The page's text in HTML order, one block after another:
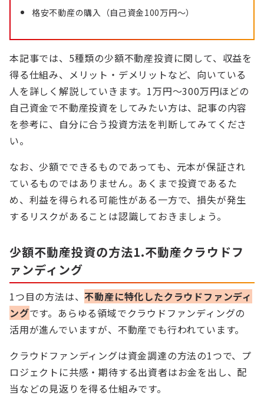
格安不動産の購入（自己資金100万円～）
本記事では、5種類の少額不動産投資に関して、収益を
得る仕組み、メリット・デメリットなど、向いている
人を詳しく解説していきます。1万円～300万円ほどの
自己資金で不動産投資をしてみたい方は、記事の内容
を参考に、自分に合う投資方法を判断してみてくださ
い。
なお、少額でできるものであっても、元本が保証され
ているものではありません。あくまで投資であるた
め、利益を得られる可能性がある一方で、損失が発生
するリスクがあることは認識しておきましょう。
少額不動産投資の方法1.不動産クラウドフ
ァンディング
1つ目の方法は、不動産に特化したクラウドファンディ
ングです。あらゆる領域でクラウドファンディングの
活用が進んでいますが、不動産でも行われています。
クラウドファンディングは資金調達の方法の1つで、プ
ロジェクトに共感・期待する出資者はお金を出し、配
当などの見返りを得る仕組みです。